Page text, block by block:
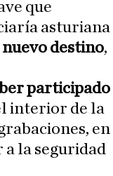
que
asturiana
nuevo destino,
participado
interior de la
en
a la seguridad